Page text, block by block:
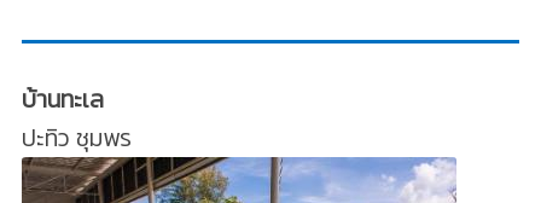
บ้านทะเล
ปะทิว ชุมพร